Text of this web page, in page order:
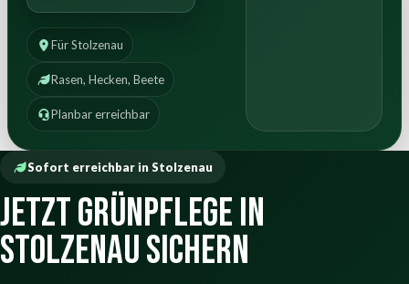
Für Stolzenau
Rasen, Hecken, Beete
Planbar erreichbar
Sofort erreichbar in Stolzenau
Jetzt Grünpflege in
Stolzenau sichern